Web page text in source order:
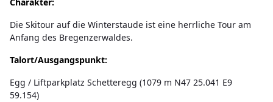
Die Skitour auf die Winterstaude ist eine herrliche Tour am
Anfang des Bregenzerwaldes.
Talort/Ausgangspunkt:
Egg / Liftparkplatz Schetteregg (1079 m N47 25.041 E9
59.154)